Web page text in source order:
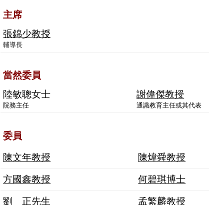
主席
張錦少教授
輔導長
當然委員
陸敏聰女士
院務主任
謝偉傑教授
通識教育主任或其代表
委員
陳文年教授 陳煒舜教授
方國鑫教授 何碧琪博士
劉 正先生 孟繁麟教授